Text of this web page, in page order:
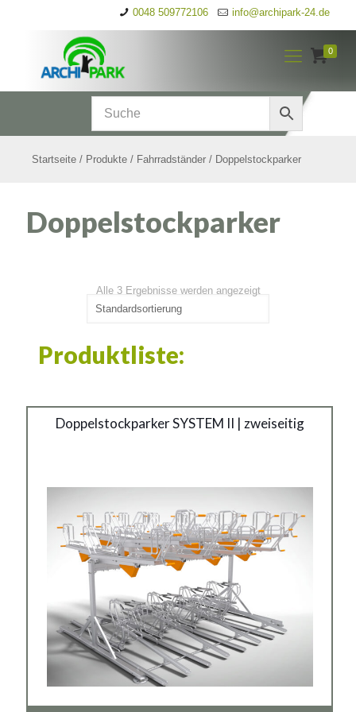
0048 509772106 info@archipark-24.de
0
Startseite / Produkte / Fahrradständer / Doppelstockparker
Doppelstockparker
Alle 3 Ergebnisse werden angezeigt
Produktliste:
Doppelstockparker SYSTEM II | zweiseitig
Doppelstöckige
Material:
Siehe mehr